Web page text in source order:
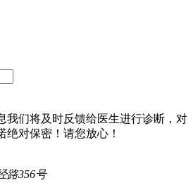
我们将及时反馈给医生进行诊断，对
绝对保密！请您放心！
路356号